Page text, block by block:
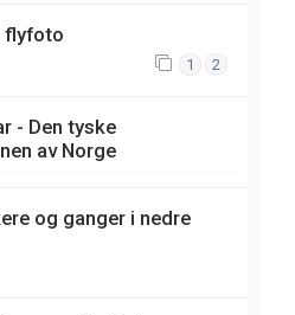
flyfoto
1 2
- Den tyske
av Norge
og ganger i nedre